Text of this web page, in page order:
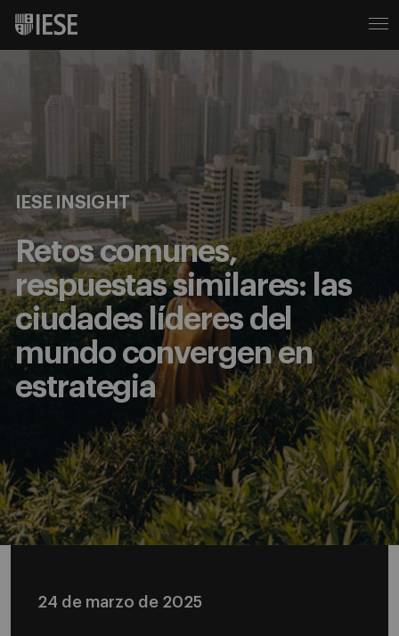
IESE INSIGHT
Retos comunes,
respuestas similares: las
ciudades líderes del
mundo convergen en
estrategia
24 de marzo de 2025